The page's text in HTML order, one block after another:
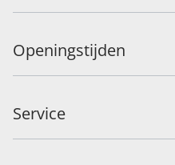
Openingstijden
Service